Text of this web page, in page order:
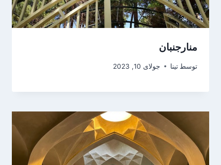
منارجنبان
توسط تینا جولای 10, 2023